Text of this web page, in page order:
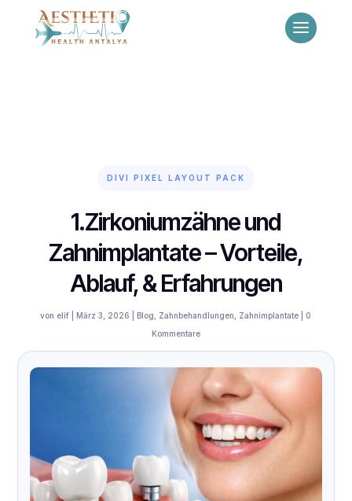
DIVI PIXEL LAYOUT PACK
1.Zirkoniumzähne und
Zahnimplantate – Vorteile,
Ablauf, & Erfahrungen
von elif März 3, 2026 Blog Zahnbehandlungen Zahnimplantate
0
Kommentare